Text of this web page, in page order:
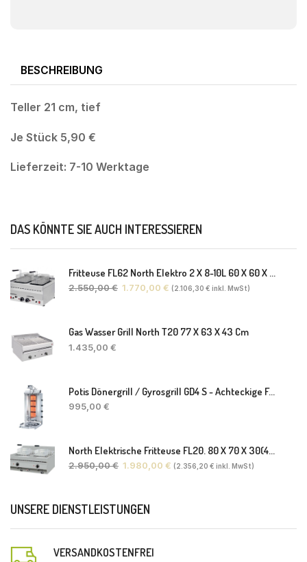
BESCHREIBUNG
Teller 21 cm, tief
Je Stück 5,90 €
Lieferzeit: 7-10 Werktage
DAS KÖNNTE SIE AUCH INTERESSIEREN
Fritteuse FL62 North Elektro 2 X 8-10L 60 X 60 X 30(38) Cm
2.550,00€ 1.770,00 € (2.106,30 € inkl. MwSt)
Gas Wasser Grill North T20 77 X 63 X 43 Cm
1.435,00 €
Potis Dönergrill / Gyrosgrill GD4 S - Achteckige Fettwanne-Ohne Schaufel
995,00 €
North Elektrische Fritteuse FL20. 80 X 70 X 30(46) Cm
2.950,00€ 1.980,00 € (2.356,20 € inkl. MwSt)
UNSERE DIENSTLEISTUNGEN
VERSANDKOSTENFREI